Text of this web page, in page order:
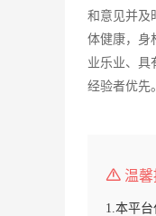
和意见并及
体健康，身
业乐业、具
经验者优先
温
1.本平台